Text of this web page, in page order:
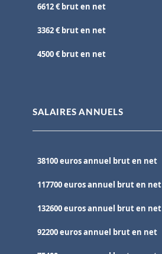
6612 € brut en net
3362 € brut en net
4500 € brut en net
SALAIRES ANNUELS
38100 euros annuel brut en net
117700 euros annuel brut en net
132600 euros annuel brut en net
92200 euros annuel brut en net